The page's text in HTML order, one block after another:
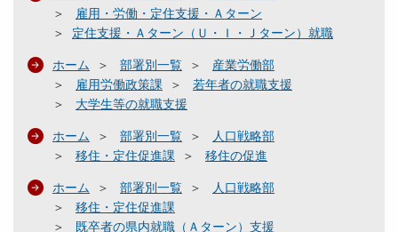
雇用・労働・定住支援・Ａターン
定住支援・Ａターン（Ｕ・Ｉ・Ｊターン）就職
ホーム 部署別一覧
産業労働部
雇用労働政策課
若年者の就職支援
大学生等の就職支援
ホーム 部署別一覧
人口戦略部
移住・定住促進課
移住の促進
ホーム 部署別一覧
人口戦略部
移住・定住促進課
既卒者の県内就職（Ａターン）支援